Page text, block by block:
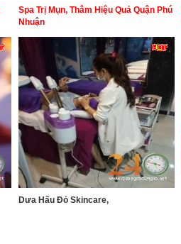
Spa Trị Mụn, Thâm Hiệu Quả Quận Phú
Nhuận
Dưa Hấu Đỏ Skincare,